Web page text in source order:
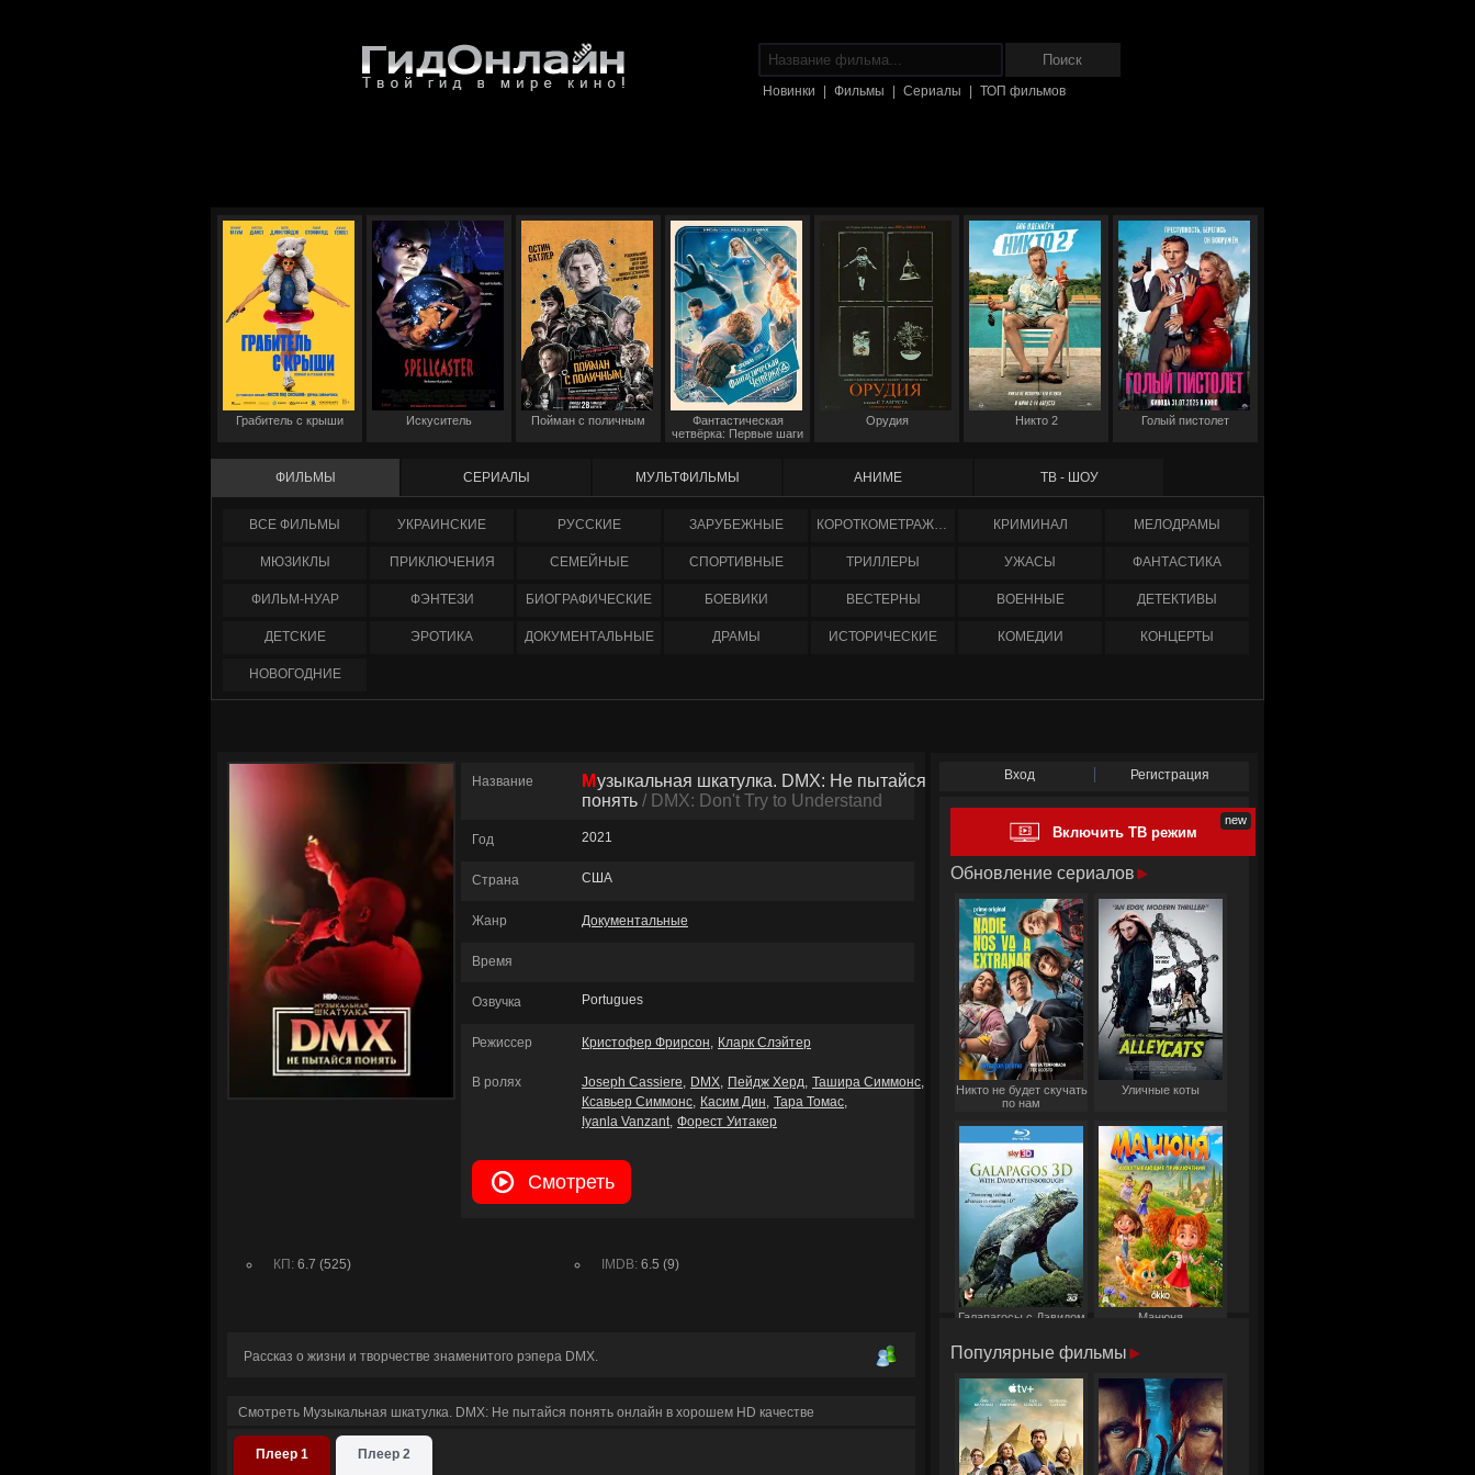
Новинки Фильмы Сериалы ТОП фильмов
Грабитель с крыши Искуситель Пойман с поличным
Фантастическая
четвёрка: Первые шаги
Орудия Никто 2 Голый пистолет
ФИЛЬМЫ СЕРИАЛЫ МУЛЬТФИЛЬМЫ АНИМЕ ТВ - ШОУ
ФИЛЬМЫ УКРАИНCКИЕ РУССКИЕ ЗАРУБЕЖНЫЕ КОРОТКОМЕТРАЖНЫЕ КРИМИНАЛ МЕЛОДРАМЫ
МЮЗИКЛЫ ПРИКЛЮЧЕНИЯ СЕМЕЙНЫЕ СПОРТИВНЫЕ ТРИЛЛЕРЫ УЖАСЫ ФАНТАСТИКА
ФИЛЬМ-НУАР ФЭНТЕЗИ БИОГРАФИЧЕСКИЕ БОЕВИКИ ВЕСТЕРНЫ ВОЕННЫЕ ДЕТЕКТИВЫ
ДЕТСКИЕ ЭРОТИКА ДОКУМЕНТАЛЬНЫЕ ДРАМЫ ИСТОРИЧЕСКИЕ КОМЕДИИ КОНЦЕРТЫ
НОВОГОДНИЕ
Название
Музыкальная шкатулка. DMX: Не пытайся
понять / DMX: Don't Try to Understand
Год 2021
Страна США
Жанр Документальные
Время
Озвучка Portugues
Режиссер Кристофер Фрирсон Кларк Слэйтер
В ролях Joseph Cassiere DMX Пейдж Херд Ташира Симмонс
Ксавьер Симмонс
Касим Дин Тара Томас
Iyanla Vanzant Форест Уитакер
Смотреть
КП: 6.7 (525) IMDB:6.5 (9)
Рассказ о жизни и творчестве знаменитого рэпера DMX.
Смотреть Музыкальная шкатулка. DMX: Не пытайся понять онлайн в хорошем HD качестве
Плеер 1 Плеер 2
Вход Регистрация
Включить ТВ режим
Обновление сериалов
Никто не будет скучать
по нам
Уличные коты
Галапагосы с Дэвидом
Манюня
Популярные фильмы